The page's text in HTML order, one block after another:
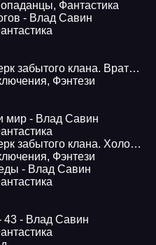
, Фантастика
- Влад Савин
Не в магии счастье 6. Берсерк забытого клана. Врата войны
, Фэнтези
мир - Влад Савин
Не в магии счастье 8. Берсерк забытого клана. Холод и тьма Порубежья
, Фэнтези
- Влад Савин
43 - Влад Савин